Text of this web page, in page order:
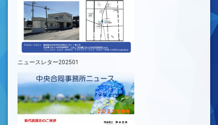
ニュースレター202501